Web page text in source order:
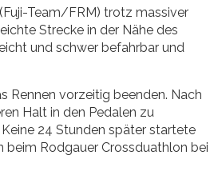
Team/FRM) trotz massiver
Strecke in der Nähe des
und schwer befahrbar und
Rennen vorzeitig beenden. Nach
Halt in den Pedalen zu
24 Stunden später startete
beim Rodgauer Crossduathlon bei